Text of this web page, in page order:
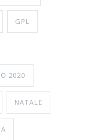
GPL
2020
NATALE